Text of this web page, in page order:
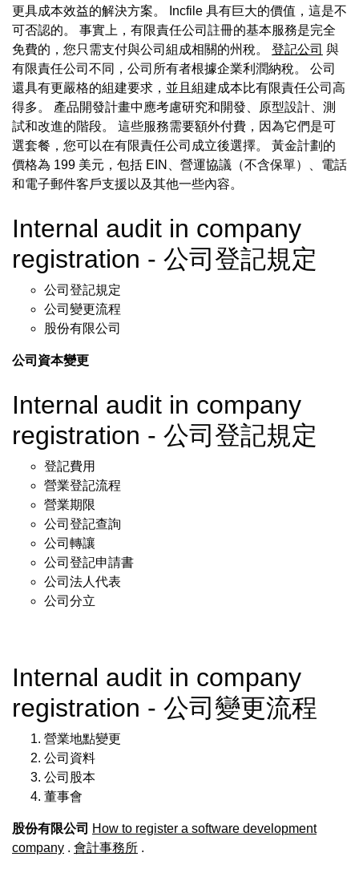
更具成本效益的解決方案。 Incfile 具有巨大的價值，這是不
可否認的。 事實上，有限責任公司註冊的基本服務是完全
免費的，您只需支付與公司組成相關的州稅。 登記公司 與
有限責任公司不同，公司所有者根據企業利潤納稅。 公司
還具有更嚴格的組建要求，並且組建成本比有限責任公司高
得多。 產品開發計畫中應考慮研究和開發、原型設計、測
試和改進的階段。 這些服務需要額外付費，因為它們是可
選套餐，您可以在有限責任公司成立後選擇。 黃金計劃的
價格為 199 美元，包括 EIN、營運協議（不含保單）、電話
和電子郵件客戶支援以及其他一些內容。
Internal audit in company
registration - 公司登記規定
公司登記規定
公司變更流程
股份有限公司
公司資本變更
Internal audit in company
registration - 公司登記規定
登記費用
營業登記流程
營業期限
公司登記查詢
公司轉讓
公司登記申請書
公司法人代表
公司分立
Internal audit in company
registration - 公司變更流程
營業地點變更
公司資料
公司股本
董事會
股份有限公司 How to register a software development
company . 會計事務所 .